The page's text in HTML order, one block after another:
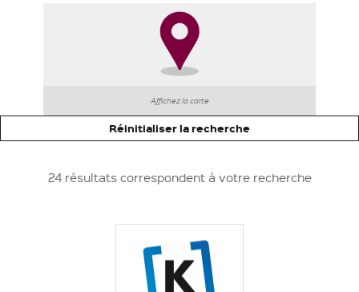
Affichez la carte
Réinitialiser la recherche
24 résultats correspondent à votre recherche